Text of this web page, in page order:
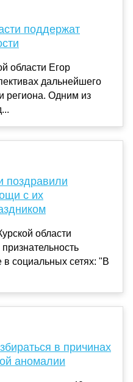
поддержат
области Егор
дальнейшего
региона. Одним из
поздравили
с их
области
социальных сетях: "В
в причинах
аномалии